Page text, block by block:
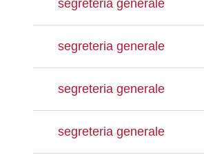
segreteria generale
segreteria generale
segreteria generale
segreteria generale